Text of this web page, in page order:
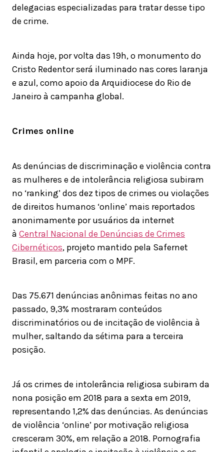
delegacias especializadas para tratar desse tipo
de crime.
Ainda hoje, por volta das 19h, o monumento do
Cristo Redentor será iluminado nas cores laranja
e azul, como apoio da Arquidiocese do Rio de
Janeiro à campanha global.
Crimes online
As denúncias de discriminação e violência contra
as mulheres e de intolerância religiosa subiram
no ‘ranking’ dos dez tipos de crimes ou violações
de direitos humanos ‘online’ mais reportados
anonimamente por usuários da internet
à Central Nacional de Denúncias de Crimes
Cibernéticos, projeto mantido pela Safernet
Brasil, em parceria com o MPF.
Das 75.671 denúncias anônimas feitas no ano
passado, 9,3% mostraram conteúdos
discriminatórios ou de incitação de violência à
mulher, saltando da sétima para a terceira
posição.
Já os crimes de intolerância religiosa subiram da
nona posição em 2018 para a sexta em 2019,
representando 1,2% das denúncias. As denúncias
de violência ‘online’ por motivação religiosa
cresceram 30%, em relação a 2018. Pornografia